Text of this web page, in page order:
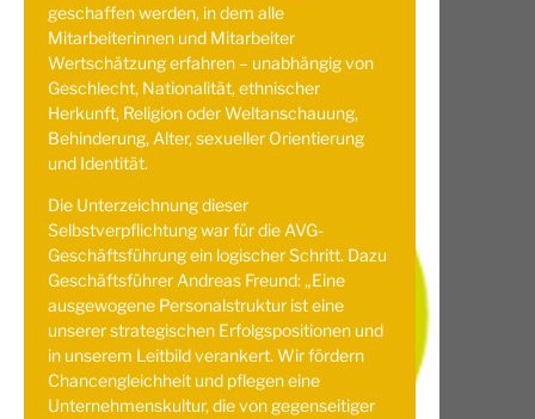
geschaffen werden, in dem alle
Mitarbeiterinnen und Mitarbeiter
Wertschätzung erfahren – unabhängig von
Geschlecht, Nationalität, ethnischer
Herkunft, Religion oder Weltanschauung,
Behinderung, Alter, sexueller Orientierung
und Identität.
Die Unterzeichnung dieser
Selbstverpflichtung war für die AVG-
Geschäftsführung ein logischer Schritt. Dazu
Geschäftsführer Andreas Freund: „Eine
ausgewogene Personalstruktur ist eine
unserer strategischen Erfolgspositionen und
in unserem Leitbild verankert. Wir fördern
Chancengleichheit und pflegen eine
Unternehmenskultur, die von gegenseitiger